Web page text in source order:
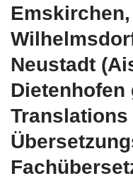
Neustadt
Dietenhofen
Translations